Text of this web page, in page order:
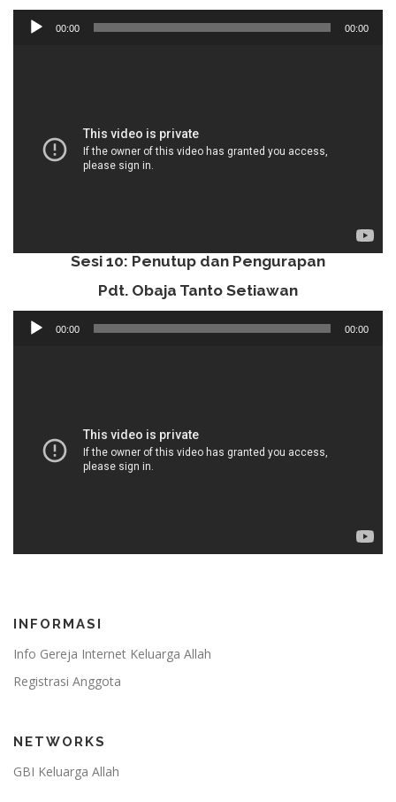
Audio
Player
00:00 00:00
Sesi 10: Penutup dan Pengurapan
Pdt. Obaja Tanto Setiawan
Audio
Player
00:00 00:00
INFORMASI
Info Gereja Internet Keluarga Allah
Registrasi Anggota
NETWORKS
GBI Keluarga Allah